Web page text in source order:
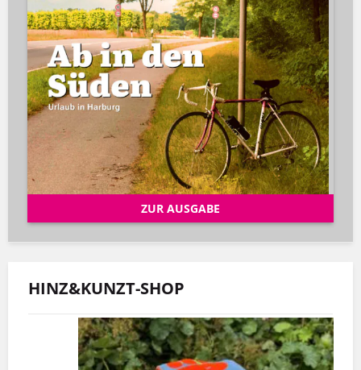
ZUR AUSGABE
HINZ&KUNZT-SHOP